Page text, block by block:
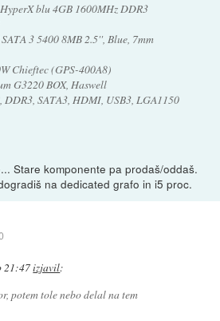
blu 4GB 1600MHz DDR3
3 5400 8MB 2.5'', Blue, 7mm
Chieftec (GPS-400A8)
G3220 BOX, Haswell
DDR3, SATA3, HDMI, USB3, LGA1150
Stare komponente pa prodaš/oddaš.
na dedicated grafo in i5 proc.
21:47izjavil:
potem tole nebo delal na tem